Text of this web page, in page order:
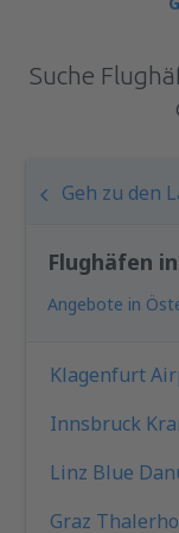
Suche
Geh zu den
Flughäfen
Angebote in
Klagenfurt
Innsbruck
Linz Blue
Graz